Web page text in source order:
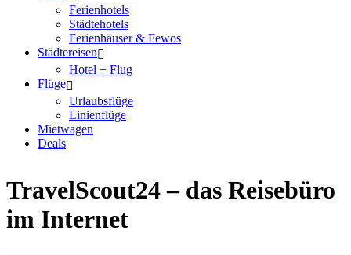
Ferienhotels
Städtehotels
Ferienhäuser & Fewos
Städtereisen
Hotel + Flug
Flüge
Urlaubsflüge
Linienflüge
Mietwagen
Deals
TravelScout24 – das Reisebüro
im Internet